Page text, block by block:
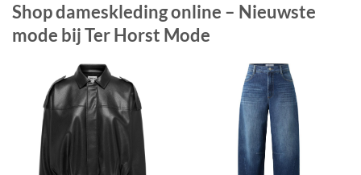
Shop dameskleding online – Nieuwste
mode bij Ter Horst Mode